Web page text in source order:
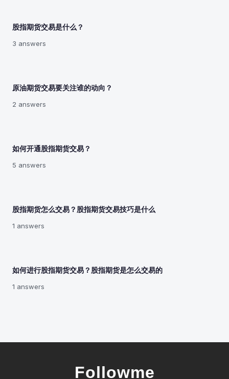
股指期货交易是什么？
3 answers
原油期货交易要关注谁的动向？
2 answers
如何开通股指期货交易？
5 answers
股指期货怎么交易？股指期货交易技巧是什么
1 answers
如何进行股指期货交易？股指期货是怎么交易的
1 answers
Followme